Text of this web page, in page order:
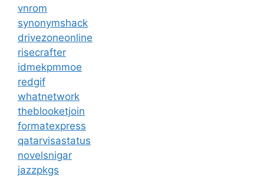
vnrom
synonymshack
drivezoneonline
risecrafter
idmekpmmoe
redgif
whatnetwork
theblooketjoin
formatexpress
qatarvisastatus
novelsnigar
jazzpkgs